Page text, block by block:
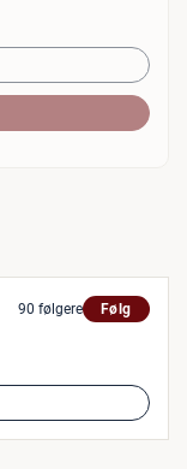
90 følgere Følg